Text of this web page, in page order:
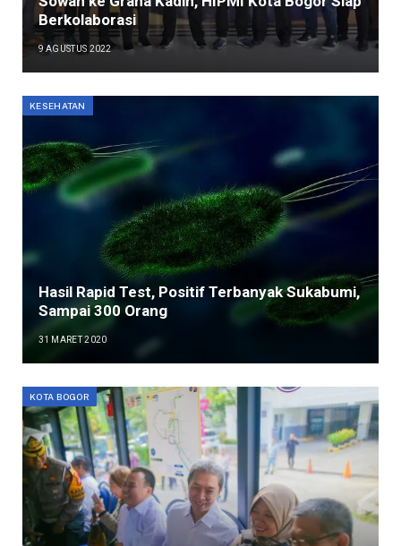
Berkolaborasi
9 AGUSTUS 2022
KESEHATAN
Hasil Rapid Test, Positif Terbanyak Sukabumi,
Sampai 300 Orang
31 MARET 2020
KOTA BOGOR